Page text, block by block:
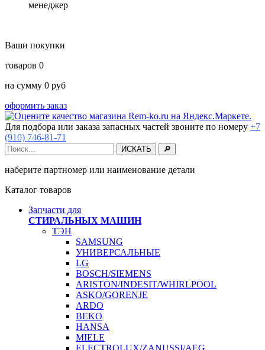
менеджер
Ваши покупки
товаров 0
на сумму 0 руб
оформить заказ
Для подбора или заказа запасных частей звоните по номеру +7
(910) 746-81-71
наберите партномер или наименование детали
Каталог товаров
Запчасти для
СТИРАЛЬНЫХ МАШИН
ТЭН
SAMSUNG
УНИВЕРСАЛЬНЫЕ
LG
BOSCH/SIEMENS
ARISTON/INDESIT/WHIRLPOOL
ASKO/GORENJE
ARDO
BEKO
HANSA
MIELE
ELECTROLUX/ZANUSSI/AEG